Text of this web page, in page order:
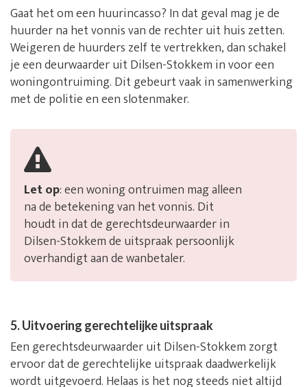
Gaat het om een huurincasso? In dat geval mag je de
huurder na het vonnis van de rechter uit huis zetten.
Weigeren de huurders zelf te vertrekken, dan schakel
je een deurwaarder uit Dilsen-Stokkem in voor een
woningontruiming. Dit gebeurt vaak in samenwerking
met de politie en een slotenmaker.
Let op: een woning ontruimen mag alleen
na de betekening van het vonnis. Dit
houdt in dat de gerechtsdeurwaarder in
Dilsen-Stokkem de uitspraak persoonlijk
overhandigt aan de wanbetaler.
5. Uitvoering gerechtelijke uitspraak
Een gerechtsdeurwaarder uit Dilsen-Stokkem zorgt
ervoor dat de gerechtelijke uitspraak daadwerkelijk
wordt uitgevoerd. Helaas is het nog steeds niet altijd